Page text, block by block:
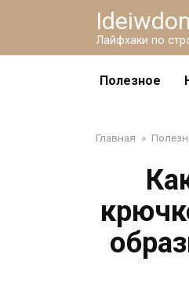
Лайфхаки по
Полезное
Главная »